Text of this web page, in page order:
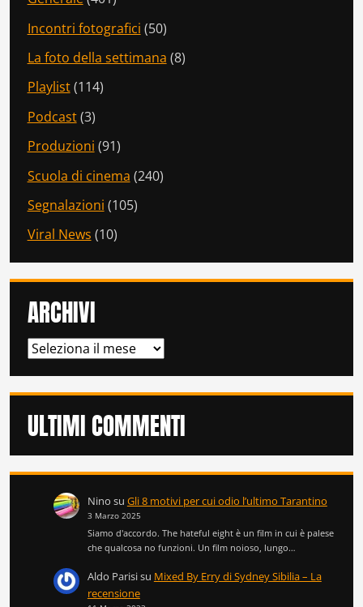
Incontri fotografici (50)
La foto della settimana (8)
Playlist(114)
Podcast(3)
Produzioni (91)
Scuola di cinema (240)
Segnalazioni (105)
Viral News (10)
ARCHIVI
ARCHIVI
ULTIMI COMMENTI
Nino su Gli 8 motivi per cui odio l’ultimo Tarantino
3 Marzo 2025
Siamo d'accordo. The hateful eight è un film in cui è palese
che qualcosa no funzioni. Un film noioso, lungo…
Aldo Parisisu Mixed By Erry di Sydney Sibilia – La
recensione